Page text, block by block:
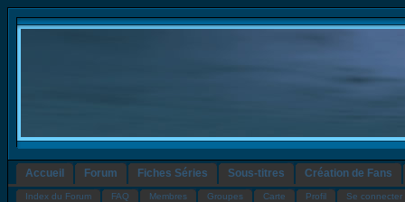
Accueil Forum Fiches Séries Sous-titres Création de Fans
Index du Forum FAQ Membres Groupes Carte Profil Se connecter